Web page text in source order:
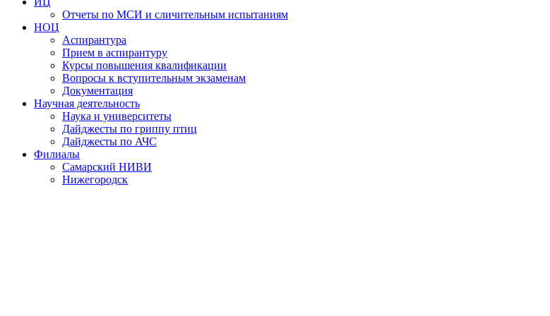
Отчеты по МСИ и сличительным испытаниям
НОЦ
Аспирантура
Прием в аспирантуру
Курсы повышения квалификации
Вопросы к вступительным экзаменам
Документация
Научная деятельность
Наука и университеты
Дайджесты по гриппу птиц
Дайджесты по АЧС
Филиалы
Самарский НИВИ
Нижегородск